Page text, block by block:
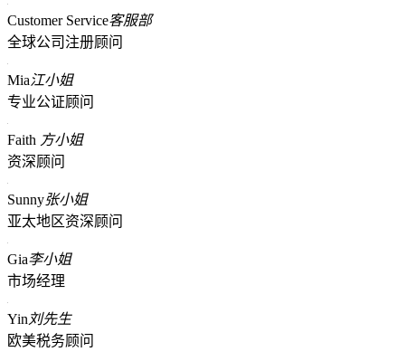
Customer Service客服部
全球公司注册顾问
Mia江小姐
专业公证顾问
Faith 方小姐
资深顾问
Sunny张小姐
亚太地区资深顾问
Gia李小姐
市场经理
Yin 刘先生
欧美税务顾问